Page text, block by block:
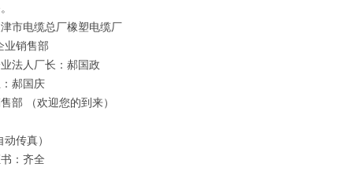
市电缆总厂橡塑电缆厂
业销售部
法人厂长：郝国政
郝国庆
部 （欢迎您的到来）
动传真）
：齐全